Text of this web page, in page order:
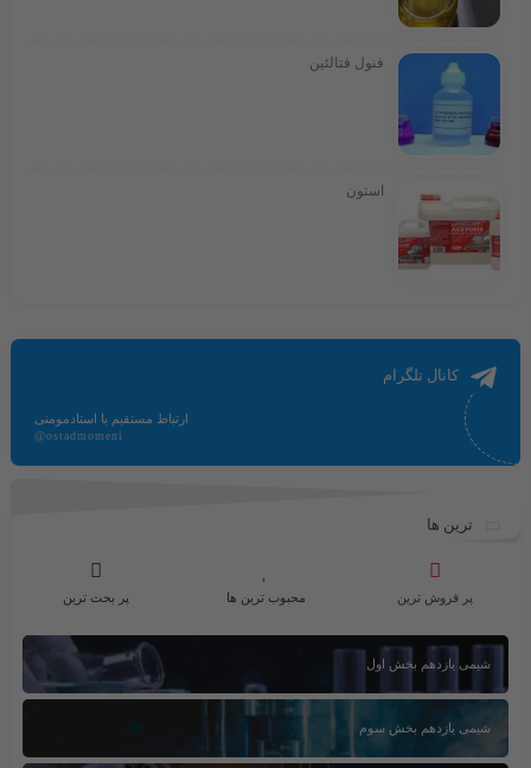
فنول فتالئین
استون
کانال تلگرام
ارتباط مستقیم با استادمومنی
@ostadmomeni
ترین ها
پر فروش ترین محبوب ترین ها پر بحث ترین
شیمی یازدهم بخش اول
شیمی یازدهم بخش سوم